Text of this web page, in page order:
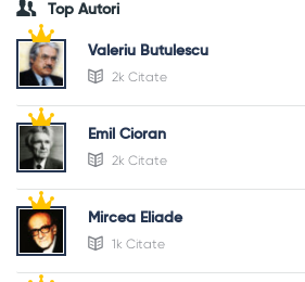
Top Autori
Valeriu Butulescu
2k Citate
Emil Cioran
2k Citate
Mircea Eliade
1k Citate